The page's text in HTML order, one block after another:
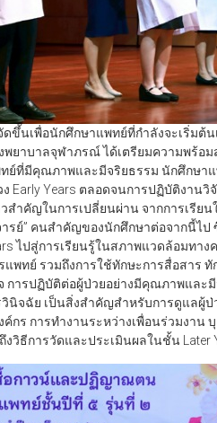
ขึ้นเพื่อนักศึกษาแพทย์ที่กำลังจะเริ่มต้
ยาบาลจุฬาภรณ์ ได้เตรียมความพร้อ
ย์ที่มีคุณภาพและมีจริยธรรม นักศึกษา
Early Years ตลอดจนการปฏิบัติงานวิ
สำคัญในการเปลี่ยนผ่าน จากการเรีย
ารย์” คนสำคัญของนักศึกษาต่อจากนี้ไ
ไปสู่การเรียนรู้ในสภาพแวดล้อมทา
พทย์ รวมถึงการใช้ทักษะการสื่อสาร ทั
การปฏิบัติต่อผู้ป่วยอย่างมีคุณภาพและ
นิจฉัย เป็นสิ่งสำคัญสำหรับการดูแลผู้ป่
กร การทำงานระหว่างเพื่อนร่วมงาน
วิธีการวัดและประเมินผลในชั้น Later